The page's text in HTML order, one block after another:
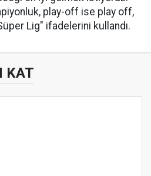
play-off ise play off,
Lig" ifadelerini kullandı.
KAT